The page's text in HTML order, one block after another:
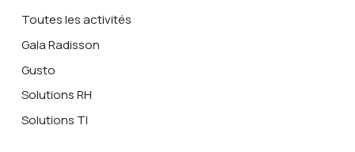
Toutes les activités
Gala Radisson
Gusto
Solutions RH
Solutions TI